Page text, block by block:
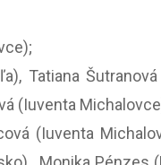
Tatiana Šutranová
(Iuventa
(Iuventa